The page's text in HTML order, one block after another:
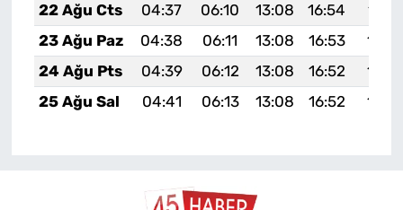
22 Ağu Cts
04:37 06:10 13:08 16:54
19:57
23 Ağu Paz
04:38 06:11 13:08 16:53
24 Ağu Pts
04:39 06:12 13:08 16:52
25 Ağu Sal
04:41 06:13 13:08 16:52